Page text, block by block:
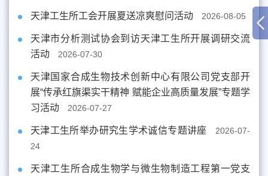
天津工生所工会开展夏送凉爽慰问活动 2026-08-05
天津市分析测试协会到访天津工生所开展调研交流
活动
2026-07-30
天津国家合成生物技术创新中心有限公司党支部开
展“传承红旗渠实干精神 赋能企业高质量发展”专题学
习活动
2026-07-27
天津工生所举办研究生学术诚信专题讲座
2026-07-
24
天津工生所合成生物学与微生物制造工程第一党支